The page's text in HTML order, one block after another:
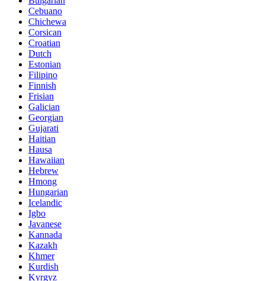
Cebuano
Chichewa
Corsican
Croatian
Dutch
Estonian
Filipino
Finnish
Frisian
Galician
Georgian
Gujarati
Haitian
Hausa
Hawaiian
Hebrew
Hmong
Hungarian
Icelandic
Igbo
Javanese
Kannada
Kazakh
Khmer
Kurdish
Kyrgyz